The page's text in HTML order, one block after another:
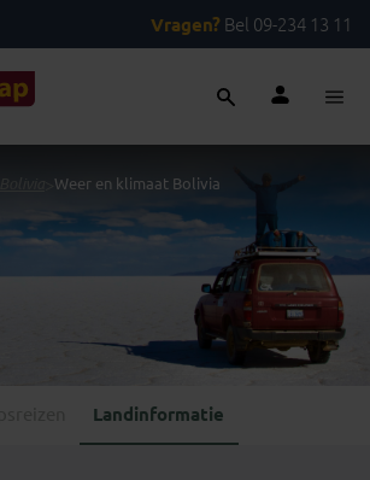
Vragen? Bel 09-234 13 11
Weer en klimaat Bolivia
Landinformatie